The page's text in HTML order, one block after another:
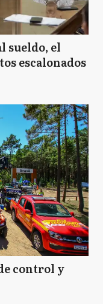
sueldo, el
escalonados
control y